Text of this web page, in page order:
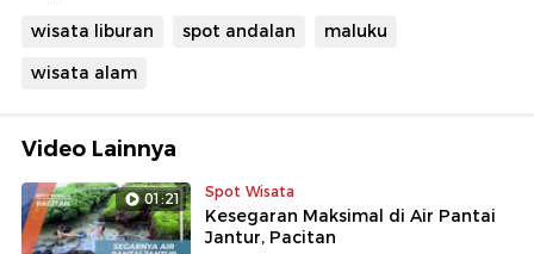
wisata liburan spot andalan
maluku
wisata alam
Video Lainnya
01:21 Spot Wisata
Kesegaran Maksimal di Air Pantai
Jantur, Pacitan